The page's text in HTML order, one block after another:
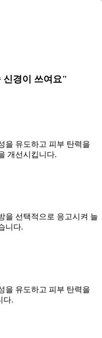
신경이 쓰여요"
을 유도하고 피부 탄력을
개선시킵니다.
을 선택적으로 응고시켜 늘
니다.
을 유도하고 피부 탄력을
다.